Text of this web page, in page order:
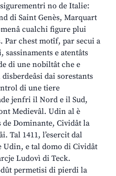
no de Italie:
di Saint Genès, Marquart
cualchi figure plui
Par chest motîf, par secui a
sassinaments e atentâts
di une nobiltât che e
dai sorestants
di une tiere
jenfri il Nord e il Sud,
Medievâl. Udin al è
de Dominante, Cividât la
Tal 1411, l’esercit dal
Udin, e tal domo di Cividât
Ludovì di Teck.
permetisi di pierdi la